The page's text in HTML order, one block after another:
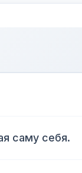
саму себя.